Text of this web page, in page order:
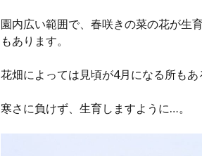
園内広い範囲で、春咲きの菜の花が生
もあります。
花畑によっては見頃が4月になる所もあ
寒さに負けず、生育しますように…。